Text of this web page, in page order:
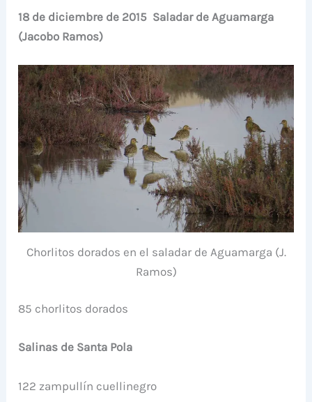
18 de diciembre de 2015 Saladar de Aguamarga
(Jacobo Ramos)
Chorlitos dorados en el saladar de Aguamarga (J.
Ramos)
85 chorlitos dorados
Salinas de Santa Pola
122 zampullín cuellinegro